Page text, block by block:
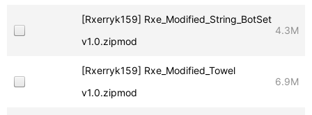
[Rxerryk159] Rxe_Modified_String_BotSet
v1.0.zipmod
4.3M
[Rxerryk159] Rxe_Modified_Towel
v1.0.zipmod
6.9M